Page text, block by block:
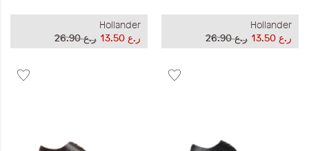
Hollander
ر.ع 26.90
ر.ع 13.50
Hollander
ر.ع 26.90
ر.ع 13.50